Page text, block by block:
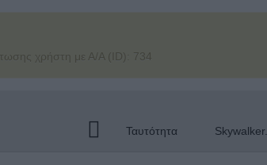
χρήστη με Α/Α (ID): 734
Ταυτότητα